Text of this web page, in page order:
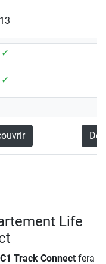
13
✓
✓
Life
Track Connect fera